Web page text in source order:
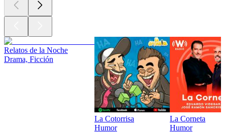
Relatos de la Noche
Drama, Ficción
La Cotorrisa
Humor
La Corneta
Humor